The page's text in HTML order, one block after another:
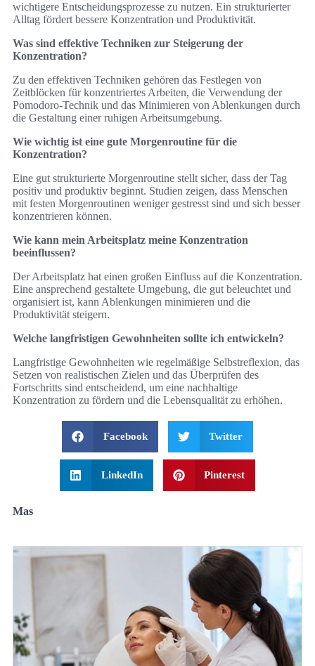
wichtigere Entscheidungsprozesse zu nutzen. Ein strukturierter
Alltag fördert bessere Konzentration und Produktivität.
Was sind effektive Techniken zur Steigerung der
Konzentration?
Zu den effektiven Techniken gehören das Festlegen von
Zeitblöcken für konzentriertes Arbeiten, die Verwendung der
Pomodoro-Technik und das Minimieren von Ablenkungen durch
die Gestaltung einer ruhigen Arbeitsumgebung.
Wie wichtig ist eine gute Morgenroutine für die
Konzentration?
Eine gut strukturierte Morgenroutine stellt sicher, dass der Tag
positiv und produktiv beginnt. Studien zeigen, dass Menschen
mit festen Morgenroutinen weniger gestresst sind und sich besser
konzentrieren können.
Wie kann mein Arbeitsplatz meine Konzentration
beeinflussen?
Der Arbeitsplatz hat einen großen Einfluss auf die Konzentration.
Eine ansprechend gestaltete Umgebung, die gut beleuchtet und
organisiert ist, kann Ablenkungen minimieren und die
Produktivität steigern.
Welche langfristigen Gewohnheiten sollte ich entwickeln?
Langfristige Gewohnheiten wie regelmäßige Selbstreflexion, das
Setzen von realistischen Zielen und das Überprüfen des
Fortschritts sind entscheidend, um eine nachhaltige
Konzentration zu fördern und die Lebensqualität zu erhöhen.
Facebook Twitter
LinkedIn Pinterest
Mas